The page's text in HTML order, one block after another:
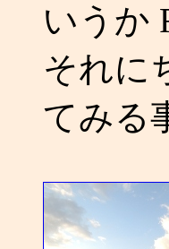
いうか
それに
てみる